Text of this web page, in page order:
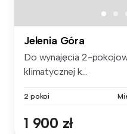
Jelenia Góra
Do wynajęcia 2-
klimatycznej k...
2 pokoi
1 900 zł